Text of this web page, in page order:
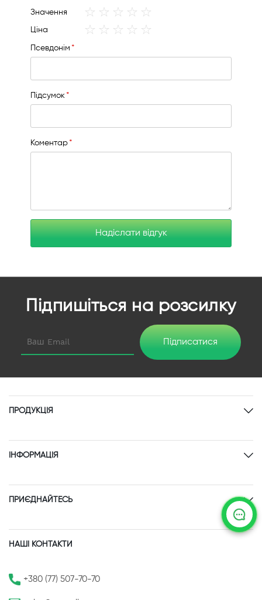
Значення
1
2
3
4
Ціна
1
2
3
4
Псевдонім
Підсумок
Коментар
Надіслати відгук
Підпишіться на розсилку
Підписатися
ПРОДУКЦІЯ
ІНФОРМАЦІЯ
ПРИЄДНАЙТЕСЬ
НАШІ КОНТАКТИ
+380 (77) 507-70-70